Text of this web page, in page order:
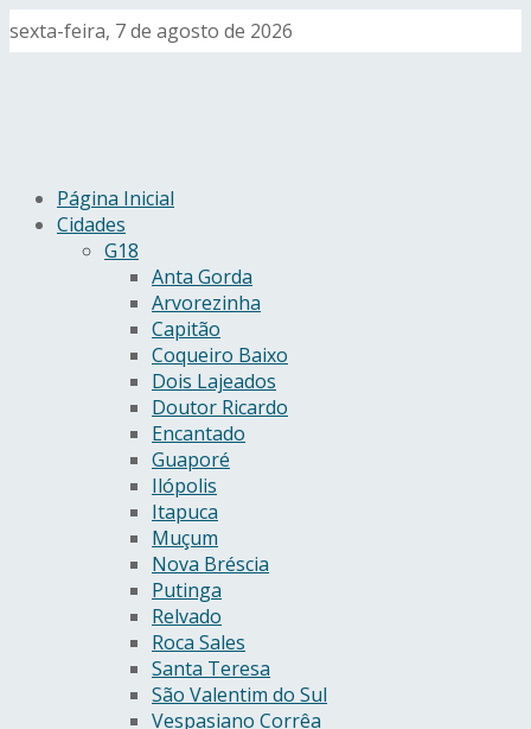
sexta-feira, 7 de agosto de 2026
Página Inicial
Cidades
G18
Anta Gorda
Arvorezinha
Capitão
Coqueiro Baixo
Dois Lajeados
Doutor Ricardo
Encantado
Guaporé
Ilópolis
Itapuca
Muçum
Nova Bréscia
Putinga
Relvado
Roca Sales
Santa Teresa
São Valentim do Sul
Vespasiano Corrêa